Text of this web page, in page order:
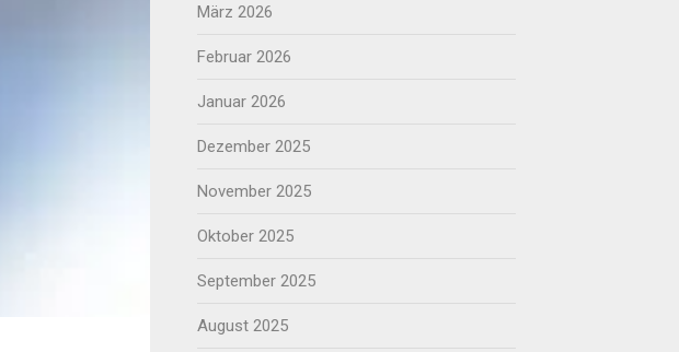
März 2026
Februar 2026
Januar 2026
Dezember 2025
November 2025
Oktober 2025
September 2025
August 2025